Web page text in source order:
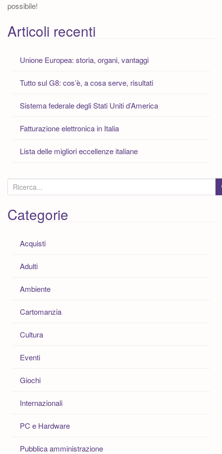
possibile!
Articoli recenti
Unione Europea: storia, organi, vantaggi
Tutto sul G8: cos’è, a cosa serve, risultati
Sistema federale degli Stati Uniti d’America
Fatturazione elettronica in Italia
Lista delle migliori eccellenze italiane
e
r
c
Categorie
Acquisti
Adulti
Ambiente
Cartomanzia
Cultura
Eventi
Giochi
Internazionali
PC e Hardware
Pubblica amministrazione